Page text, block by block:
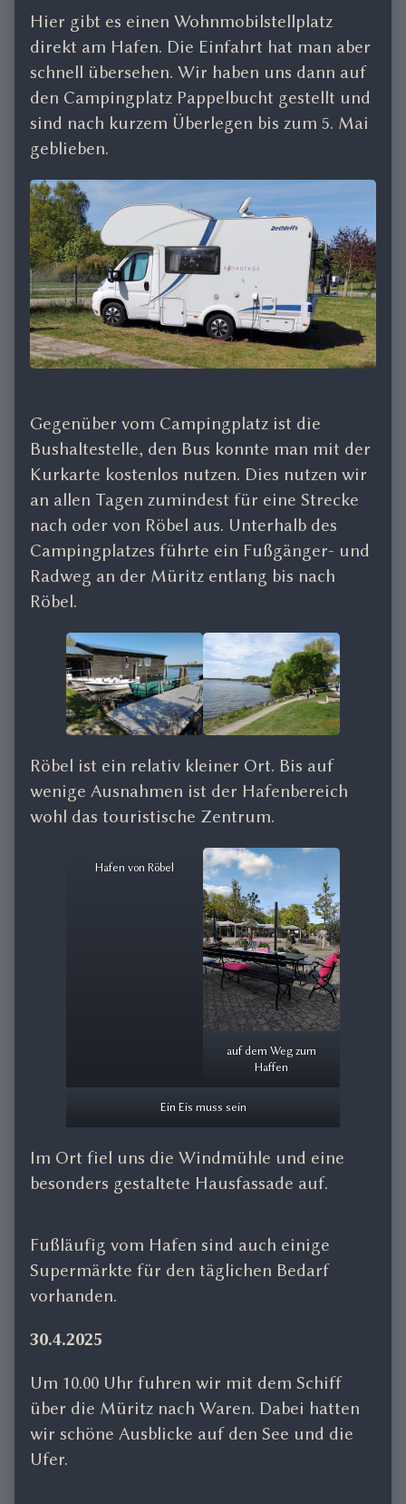
Hier gibt es einen Wohnmobilstellplatz
direkt am Hafen. Die Einfahrt hat man aber
schnell übersehen. Wir haben uns dann auf
den Campingplatz Pappelbucht gestellt und
sind nach kurzem Überlegen bis zum 5. Mai
geblieben.
Gegenüber vom Campingplatz ist die
Bushaltestelle, den Bus konnte man mit der
Kurkarte kostenlos nutzen. Dies nutzen wir
an allen Tagen zumindest für eine Strecke
nach oder von Röbel aus. Unterhalb des
Campingplatzes führte ein Fußgänger- und
Radweg an der Müritz entlang bis nach
Röbel.
Röbel ist ein relativ kleiner Ort. Bis auf
wenige Ausnahmen ist der Hafenbereich
wohl das touristische Zentrum.
Hafen von Röbel
auf dem Weg zum
Haffen
Ein Eis muss sein
Im Ort fiel uns die Windmühle und eine
besonders gestaltete Hausfassade auf.
Fußläufig vom Hafen sind auch einige
Supermärkte für den täglichen Bedarf
vorhanden.
30.4.2025
Um 10.00 Uhr fuhren wir mit dem Schiff
über die Müritz nach Waren. Dabei hatten
wir schöne Ausblicke auf den See und die
Ufer.